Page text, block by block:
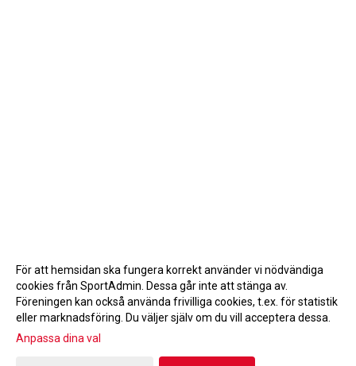
Gå till Webbversion
För att hemsidan ska fungera korrekt använder vi nödvändiga
cookies från SportAdmin. Dessa går inte att stänga av.
Föreningen kan också använda frivilliga cookies, t.ex. för statistik
eller marknadsföring. Du väljer själv om du vill acceptera dessa.
Anpassa dina val